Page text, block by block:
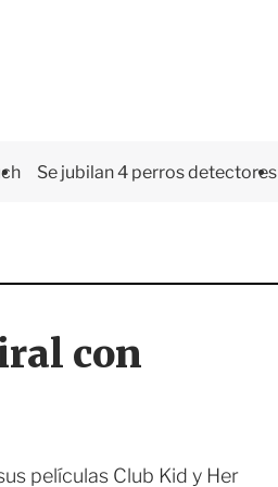
Se jubilan 4 perros detectores
con
películas Club Kid y Her